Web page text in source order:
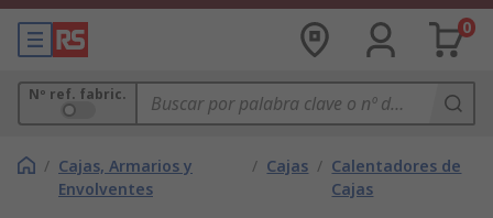
0
Nº ref. fabric.
/ Cajas, Armarios y
Envolventes
/ Cajas / Calentadores de
Cajas